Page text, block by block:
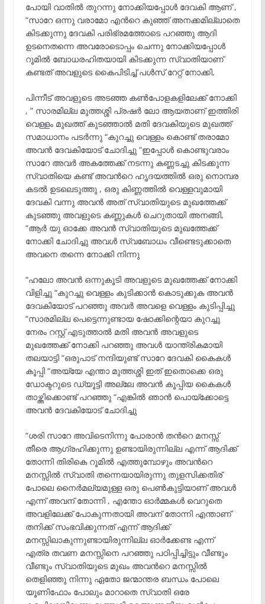
പോയി വാതിൽ തുറന്നു നോക്കിയപ്പോൾ ദേവകി ആണ് ,
“സാറേ ഒന്നു വരാമോ എൻറെ കുഞ്ഞ് അനക്കമില്ലാതെ
കിടക്കുന്നു ദേവകി പരിഭ്രമത്തോടെ പറഞ്ഞു ആദി
ഉടനെതന്നെ അവരോടൊപ്പം ചെന്നു നോക്കിയപ്പോൾ
റൂമിൽ ബോധരഹിതയായി കിടക്കുന്ന സ്വാതിയാണ്
കണ്ടത് അവളുടെ കൈപിടിച്ച് പൾസ് റേറ്റ് നോക്കി,
പിന്നീട് അവളുടെ അടഞ്ഞ കൺപോളകളിലേക്ക് നോക്കി
, ” സാരമില്ല മുത്തശ്ശി പ്രഷർ ലോ ആയതാണ് ഇത്തിരി
വെള്ളം മുഖത്ത് കുടഞ്ഞാൽ മതി ദേവകിയുടെ മുഖത്ത്
സമാധാനം പടർന്നു “കുറച്ചു വെള്ളം കൊണ്ട് തരാമോ
അവൻ ദേവകിയോട് ചോദിച്ചു “ഇപ്പോൾ കൊണ്ടുവരാം
സാറേ അവർ അകത്തേക്ക് നടന്നു കണ്ണടച്ചു കിടക്കുന്ന
സ്വാതിയെ കണ്ട് അവൻറെ ഹൃദയത്തിൽ ഒരു നൊമ്പര
കടൽ ഉടലെടുത്തു , ഒരു കിണ്ണത്തിൽ വെള്ളവുമായി
ദേവകി വന്നു അവൻ അത് സ്വാതിയുടെ മുഖത്തേക്ക്
കുടഞ്ഞു അവളുടെ കണ്ണുകൾ ചെറുതായി അനങ്ങി,
“ആർ യു ഓക്കേ അവൻ സ്വാതിയുടെ മുഖത്തേക്ക്
നോക്കി ചോദിച്ചു അവൾ സ്വബോധം വീണ്ടെടുക്കാതെ
അവനെ തന്നെ നോക്കി നിന്നു
“ഹലോ അവൻ ഒന്നുകൂടി അവളുടെ മുഖത്തേക്ക് നോക്കി
വിളിച്ചു “കുറച്ചു വെള്ളം കുടിക്കാൻ കൊടുക്കുക അവൻ
ദേവകിയോട് പറഞ്ഞു അവർ അവളെ വെള്ളം കുടിപ്പിച്ചു
“സാരമില്ല പെട്ടെന്നുണ്ടായ ഷോക്കിന്റെയാ കുറച്ചു
നേരം റസ്റ്റ് എടുത്താൽ മതി അവൻ അവളുടെ
മുഖത്തേക്ക് നോക്കി പറഞ്ഞു അവൾ യാന്ത്രികമായി
തലയാട്ടി “ഒരുപാട് നന്ദിയുണ്ട് സാറേ ദേവകി കൈകൾ
കൂപ്പി “അയ്യേ എന്താ മുത്തശ്ശി ഇത് ഇതൊക്കെ ഒരു
ഡോക്ടറുടെ ഡ്യൂട്ടി അല്ലേ അവൻ കൂപ്പിയ കൈകൾ
താഴ്ത്തിക്കൊണ്ട് പറഞ്ഞു “എങ്കിൽ ഞാൻ പൊയ്ക്കോട്ടെ
അവൻ ദേവകിയോട് ചോദിച്ചു
“ശരി സാറേ അവിടെനിന്നു പോരാൻ തൻറെ മനസ്സ്
തീരെ ആഗ്രഹിക്കുന്നു ഉണ്ടായിരുന്നില്ല എന്ന് ആദിക്ക്
തോന്നി തിരികെ റൂമിൽ എത്തുമ്പോഴും അവൻറെ
മനസ്സിൽ സ്വാതി തന്നെയായിരുന്നു തുളസിക്കതിര്
പോലെ നൈർമല്യമുള്ള ഒരു പെൺകുട്ടിയാണ് അവൾ
എന്ന് അവന് തോന്നി , എന്തോ ഓർമ്മകൾ വെറുതെ
അവളിലേക്ക് പോകുന്നതായി അവന് തോന്നി എന്താണ്
തനിക്ക് സംഭവിക്കുന്നത് എന്ന് ആദിക്ക്
മനസ്സിലാകുന്നുണ്ടായിരുന്നില്ല ഓർക്കേണ്ട എന്ന്
എത്ര തവണ മനസ്സിനെ പറഞ്ഞു പഠിപ്പിച്ചിട്ടും വീണ്ടും
വീണ്ടും സ്വാതിയുടെ മുഖം അവൻറെ മനസ്സിൽ
തെളിഞ്ഞു നിന്നു ഏതോ ജന്മാന്തര ബന്ധം പോലെ
യൂണിഫോം പോലും മാറാതെ സ്വാതി ഒരേ